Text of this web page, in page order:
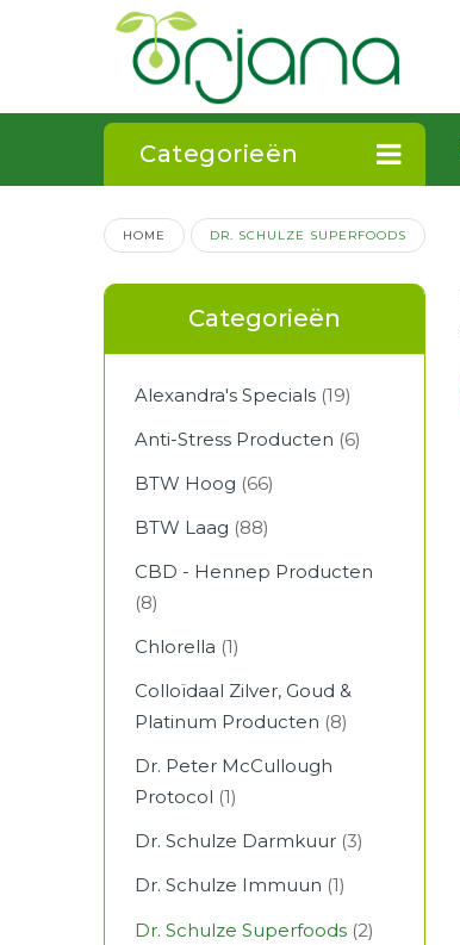
Categorieën
HOME DR. SCHULZE SUPERFOODS
Categorieën
Alexandra's Specials (19)
Anti-Stress Producten (6)
BTW Hoog (66)
BTW Laag (88)
CBD - Hennep Producten
(8)
Chlorella (1)
Colloïdaal Zilver, Goud &
Platinum Producten (8)
Dr. Peter McCullough
Protocol (1)
Dr. Schulze Darmkuur (3)
Dr. Schulze Immuun (1)
Dr. Schulze Superfoods (2)